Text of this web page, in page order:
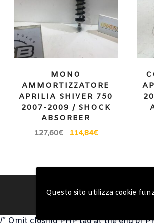
Questo sito utilizza cookie
MONO
AMMORTIZZATORE
APRILIA SHIVER 750
2007-2009 / SHOCK
ABSORBER
127,60€ 114,84€
Account
/* Omit closing PHP tag at the end of